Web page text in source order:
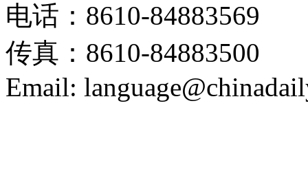
电话：8610-84883569
传真：8610-84883500
Email: